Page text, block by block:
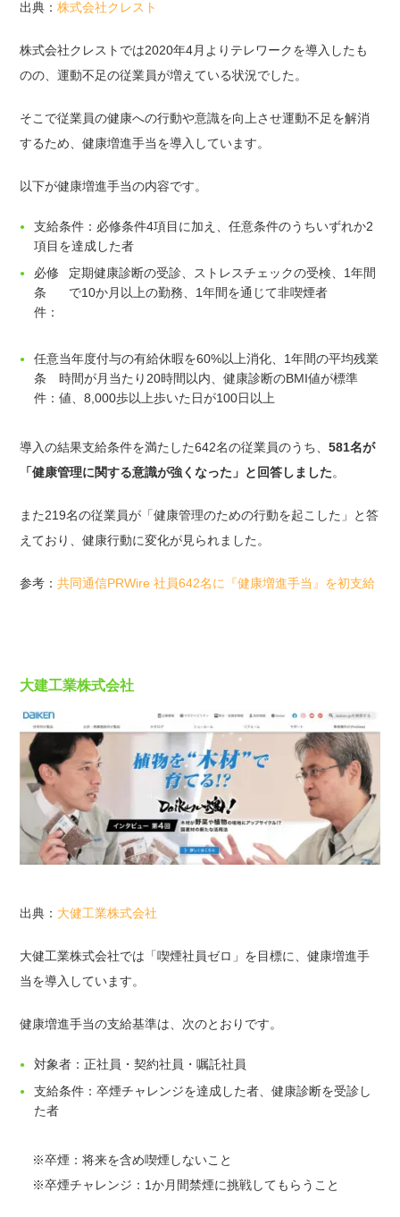
出典：株式会社クレスト
株式会社クレストでは2020年4月よりテレワークを導入したも
のの、運動不足の従業員が増えている状況でした。
そこで従業員の健康への行動や意識を向上させ運動不足を解消
するため、健康増進手当を導入しています。
以下が健康増進手当の内容です。
支給条件：必修条件4項目に加え、任意条件のうちいずれか2
項目を達成した者
必修
条
件：
定期健康診断の受診、ストレスチェックの受検、1年間
で10か月以上の勤務、1年間を通じて非喫煙者
任意
条
件：
当年度付与の有給休暇を60%以上消化、1年間の平均残業
時間が月当たり20時間以内、健康診断のBMI値が標準
値、8,000歩以上歩いた日が100日以上
導入の結果支給条件を満たした642名の従業員のうち、581名が
「健康管理に関する意識が強くなった」と回答しました。
また219名の従業員が「健康管理のための行動を起こした」と答
えており、健康行動に変化が見られました。
参考：共同通信PRWire 社員642名に『健康増進手当』を初支給
大建工業株式会社
出典： 大健工業株式会社
大健工業株式会社では「喫煙社員ゼロ」を目標に、健康増進手
当を導入しています。
健康増進手当の支給基準は、次のとおりです。
対象者：正社員・契約社員・嘱託社員
支給条件：卒煙チャレンジを達成した者、健康診断を受診し
た者
※卒煙：将来を含め喫煙しないこと
※卒煙チャレンジ：1か月間禁煙に挑戦してもらうこと